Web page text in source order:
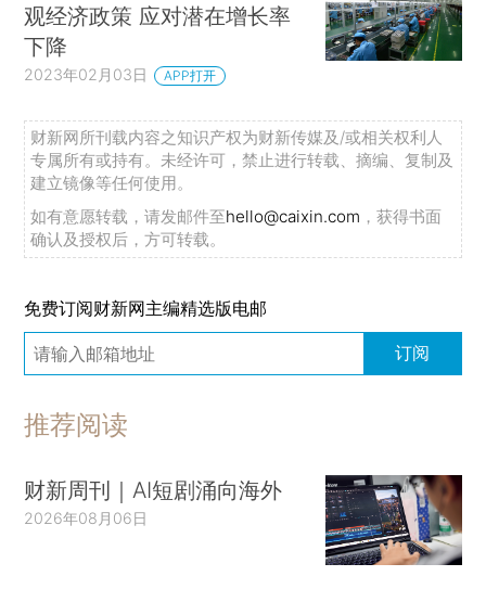
观经济政策 应对潜在增长率
下降
2023年02月03日 APP打开
财新网所刊载内容之知识产权为财新传媒及/或相关权利人
专属所有或持有。未经许可，禁止进行转载、摘编、复制及
建立镜像等任何使用。
如有意愿转载，请发邮件至hello@caixin.com ，获得书面
确认及授权后，方可转载。
免费订阅财新网主编精选版电邮
订阅
推荐阅读
财新周刊｜AI短剧涌向海外
2026年08月06日